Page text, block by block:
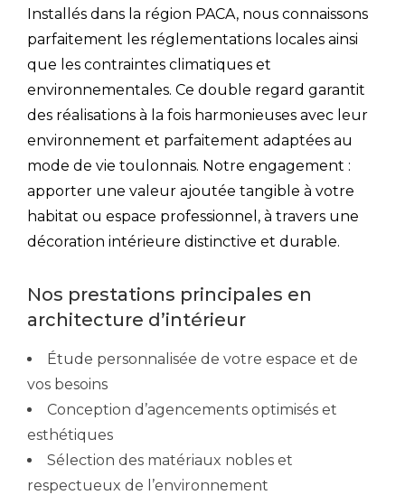
Installés dans la région PACA, nous connaissons
parfaitement les réglementations locales ainsi
que les contraintes climatiques et
environnementales. Ce double regard garantit
des réalisations à la fois harmonieuses avec leur
environnement et parfaitement adaptées au
mode de vie toulonnais. Notre engagement :
apporter une valeur ajoutée tangible à votre
habitat ou espace professionnel, à travers une
décoration intérieure distinctive et durable.
Nos prestations principales en
architecture d’intérieur
Étude personnalisée de votre espace et de
vos besoins
Conception d’agencements optimisés et
esthétiques
Sélection des matériaux nobles et
respectueux de l’environnement